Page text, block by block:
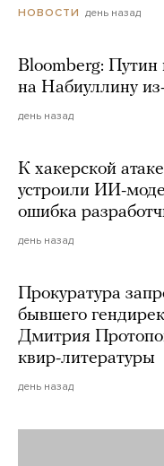
НОВОСТИ день назад
Bloomberg: Путин
на Набиуллину
день назад
К хакерской
устроили ИИ-
ошибка
день назад
Прокуратура
бывшего
Дмитрия
квир-литературы
день назад